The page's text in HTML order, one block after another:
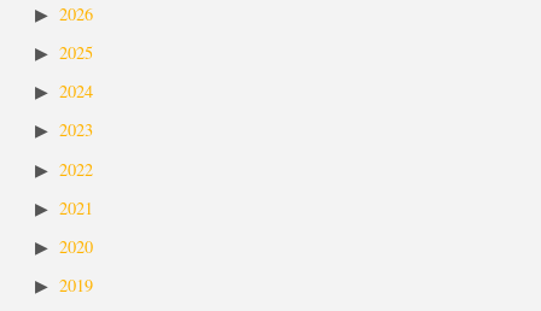
2026
2025
2024
2023
2022
2021
2020
2019